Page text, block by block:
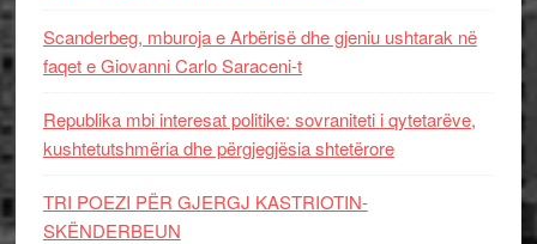
Scanderbeg, mburoja e Arbërisë dhe gjeniu ushtarak në
faqet e Giovanni Carlo Saraceni-t
Republika mbi interesat politike: sovraniteti i qytetarëve,
kushtetutshmëria dhe përgjegjësia shtetërore
TRI POEZI PËR GJERGJ KASTRIOTIN-
SKËNDERBEUN